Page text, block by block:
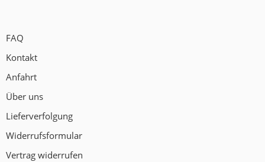
FAQ
Kontakt
Anfahrt
Über uns
Lieferverfolgung
Widerrufsformular
Vertrag widerrufen